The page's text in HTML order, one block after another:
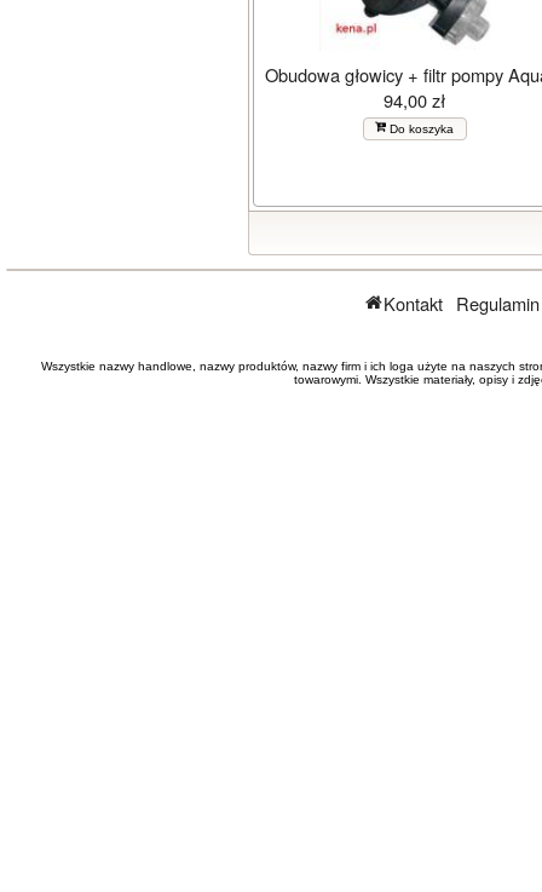
Obudowa głowicy + filtr pompy
94,00 zł
Do koszyka
Kontakt
Wszystkie nazwy handlowe, nazwy produktów, nazwy firm i ich loga użyte na naszych
towarowymi. Wszystkie materiały, opisy i